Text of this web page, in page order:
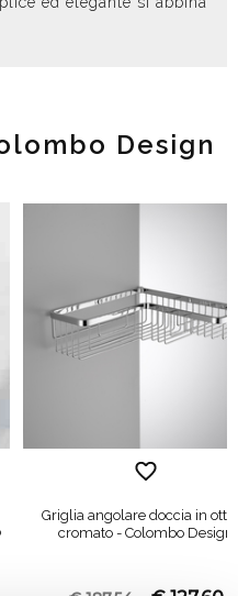
Design
Griglia angolare doccia in
cromato - Colombo Design